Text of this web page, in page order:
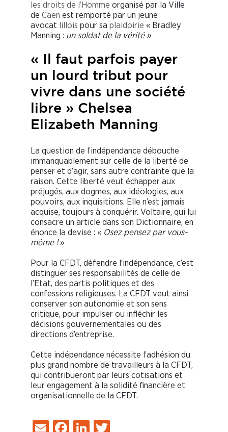
les droits de l’Homme organisé par la Ville
de Caen est remporté par un jeune
avocat lillois pour sa plaidoirie « Bradley
Manning : un soldat de la vérité »
« Il faut parfois payer
un lourd tribut pour
vivre dans une société
libre » Chelsea
Elizabeth Manning
La question de l’indépendance débouche
immanquablement sur celle de la liberté de
penser et d’agir, sans autre contrainte que la
raison. Cette liberté veut échapper aux
préjugés, aux dogmes, aux idéologies, aux
pouvoirs, aux inquisitions. Elle n’est jamais
acquise, toujours à conquérir. Voltaire, qui lui
consacre un article dans son Dictionnaire, en
énonce la devise : « Osez pensez par vous-
même !»
Pour la CFDT, défendre l’indépendance, c’est
distinguer ses responsabilités de celle de
l’Etat, des partis politiques et des
confessions religieuses. La CFDT veut ainsi
conserver son autonomie et son sens
critique, pour impulser ou infléchir les
décisions gouvernementales ou des
directions d’entreprise.
Cette indépendance nécessite l’adhésion du
plus grand nombre de travailleurs à la CFDT,
qui contribueront par leurs cotisations et
leur engagement à la solidité financière et
organisationnelle de la CFDT.
EmailFacebook
LinkedIn